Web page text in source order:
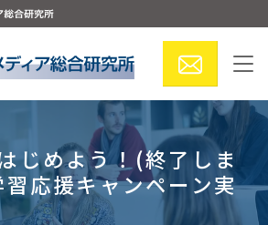
じめよう！(終了しま
応援キャンペーン実